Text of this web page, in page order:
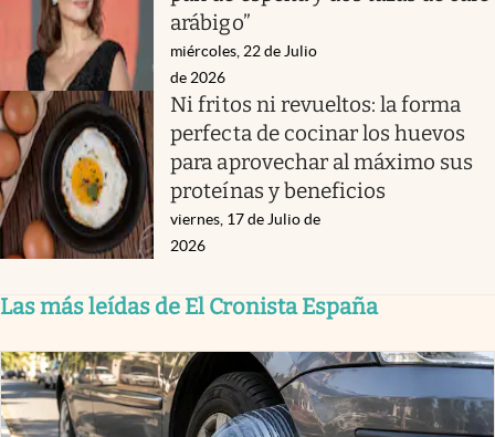
arábigo”
miércoles, 22 de Julio
de 2026
Ni fritos ni revueltos: la forma
perfecta de cocinar los huevos
para aprovechar al máximo sus
proteínas y beneficios
viernes, 17 de Julio de
2026
Las más leídas de El Cronista España